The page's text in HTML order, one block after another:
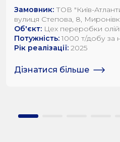
Замовник: ТОВ "Київ-
вулиця Степова, 8,
Об'єкт: Цех переробки
Потужність: 1000 т/добу за
за насінням ріпаку; 1200 т/
Рік реалізації: 2025
Дізнатися більше